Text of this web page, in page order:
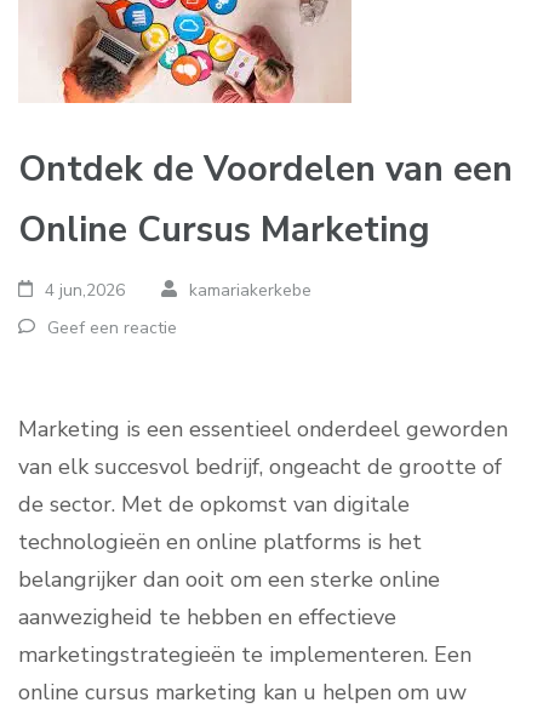
Ontdek de Voordelen van een
Online Cursus Marketing
4 jun,2026
kamariakerkebe
Geef een reactie
Marketing is een essentieel onderdeel geworden
van elk succesvol bedrijf, ongeacht de grootte of
de sector. Met de opkomst van digitale
technologieën en online platforms is het
belangrijker dan ooit om een sterke online
aanwezigheid te hebben en effectieve
marketingstrategieën te implementeren. Een
online cursus marketing kan u helpen om uw